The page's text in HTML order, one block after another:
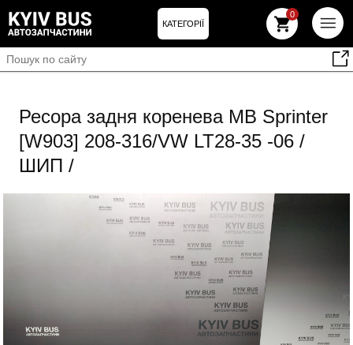
КАТЕГОРІЇ
0
Ресора задня коренева MB Sprinter
[W903] 208-316/VW LT28-35 -06 /
ШИП /